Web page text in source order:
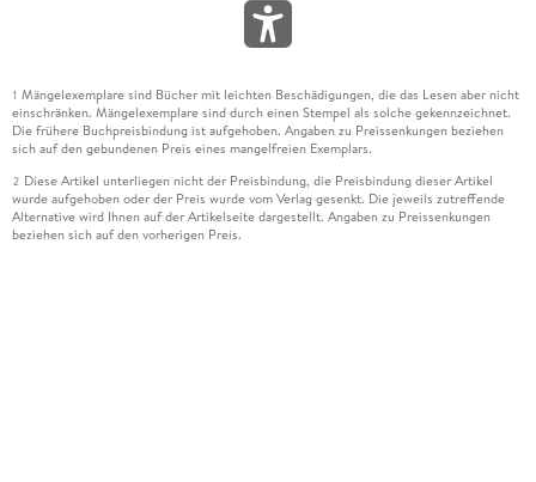
1 Mängelexemplare sind Bücher mit leichten Beschädigungen, die das Lesen aber nicht
einschränken. Mängelexemplare sind durch einen Stempel als solche gekennzeichnet.
Die frühere Buchpreisbindung ist aufgehoben. Angaben zu Preissenkungen beziehen
sich auf den gebundenen Preis eines mangelfreien Exemplars.
2 Diese Artikel unterliegen nicht der Preisbindung, die Preisbindung dieser Artikel
wurde aufgehoben oder der Preis wurde vom Verlag gesenkt. Die jeweils zutreffende
Alternative wird Ihnen auf der Artikelseite dargestellt. Angaben zu Preissenkungen
beziehen sich auf den vorherigen Preis.